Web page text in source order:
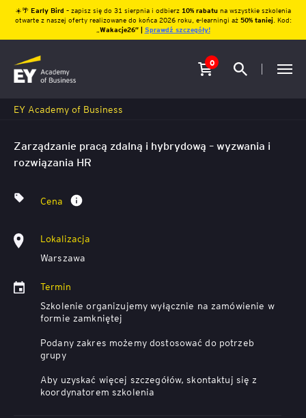
☀️🌴 Early Bird – zapisz się do 31 sierpnia i odbierz10% rabatu na wszystkie szkolenia
otwarte z naszej oferty realizowane do końca 2026 roku, e-learningi aż 50% taniej. Kod:
Wakacje26″ | Sprawdź szczegóły!
0
EY Academy of Business
Zarządzanie pracą zdalną i hybrydową – wyzwania i
rozwiązania HR
Cena
Lokalizacja
Warszawa
Termin
Szkolenie organizujemy wyłącznie na zamówienie w
formie zamkniętej
Podany zakres możemy dostosować do potrzeb
grupy
Aby uzyskać więcej szczegółów, skontaktuj się z
koordynatorem szkolenia